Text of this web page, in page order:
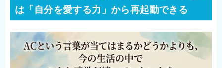
は「自分を愛する力」から再起動できる